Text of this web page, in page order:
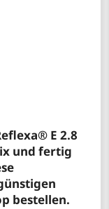
E 2.8
und fertig
bestellen.